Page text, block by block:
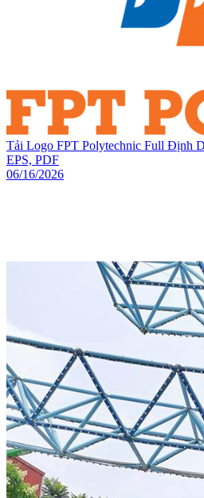
Tải Logo FPT Polytechnic Full Định
EPS, PDF
06/16/2026